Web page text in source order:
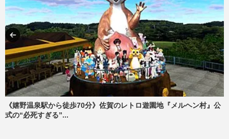
《嬉野温泉駅から徒歩70分》佐賀のレトロ遊園地『メルヘン村』公
式の“必死すぎる”...